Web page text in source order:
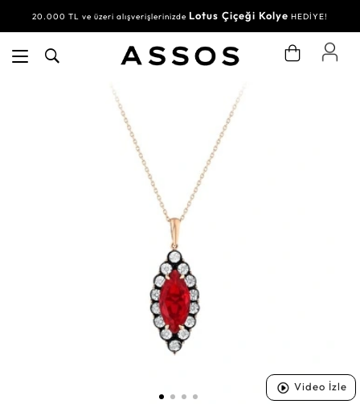
20.000 TL ve üzeri alışverişlerinizde Lotus Çiçeği Kolye HEDİYE!
Video İzle